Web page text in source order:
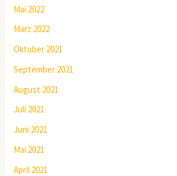
Mai 2022
März 2022
Oktober 2021
September 2021
August 2021
Juli 2021
Juni 2021
Mai 2021
April 2021